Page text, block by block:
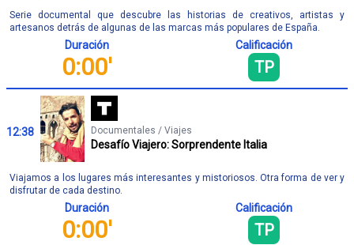
Serie documental que descubre las historias de creativos, artistas y
artesanos detrás de algunas de las marcas más populares de España.
Duración
0:00'
Calificación
TP
12:38 Documentales / Viajes
Desafío Viajero: Sorprendente Italia
Viajamos a los lugares más interesantes y mistoriosos. Otra forma de ver y
disfrutar de cada destino.
Duración
0:00'
Calificación
TP